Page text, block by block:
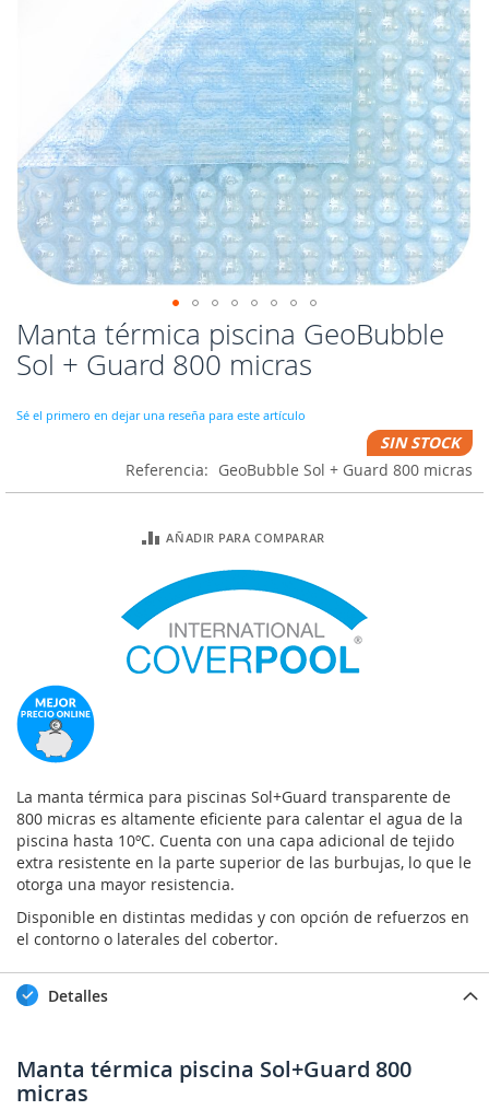
Manta térmica piscina GeoBubble
Sol + Guard 800 micras
Sé el primero en dejar una reseña para este artículo
SIN STOCK
Referencia
GeoBubble Sol + Guard 800 micras
AÑADIR PARA COMPARAR
La manta térmica para piscinas Sol+Guard transparente de
800 micras es altamente eficiente para calentar el agua de la
piscina hasta 10ºC. Cuenta con una capa adicional de tejido
extra resistente en la parte superior de las burbujas, lo que le
otorga una mayor resistencia.
Disponible en distintas medidas y con opción de refuerzos en
el contorno o laterales del cobertor.
Saltar
al
comienzo
la
Detalles
Manta térmica piscina Sol+Guard 800
micras